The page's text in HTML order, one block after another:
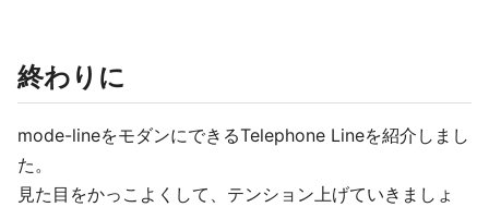
終わりに
mode-lineをモダンにできるTelephone Lineを紹介しまし
た。
見た目をかっこよくして、テンション上げていきましょ